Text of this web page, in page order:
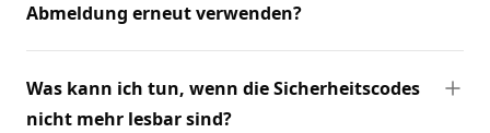
Abmeldung erneut verwenden?
Was kann ich tun, wenn die Sicherheitscodes
nicht mehr lesbar sind?